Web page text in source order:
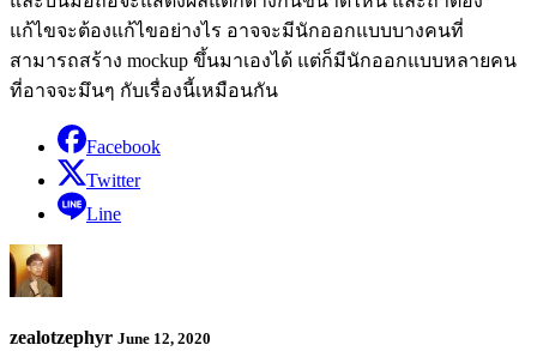
แก้ไขจะต้องแก้ไขอย่างไร อาจจะมีนักออกแบบบางคนที่
สามารถสร้าง mockup ขึ้นมาเองได้ แต่ก็มีนักออกแบบหลายคน
ที่อาจจะมึนๆ กับเรื่องนี้เหมือนกัน
Facebook
Twitter
Line
zealotzephyr June 12, 2020